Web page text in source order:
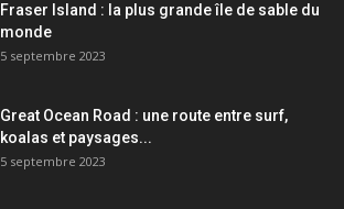
Fraser Island : la plus grande île de sable du
monde
5 septembre 2023
Great Ocean Road : une route entre surf,
koalas et paysages...
5 septembre 2023